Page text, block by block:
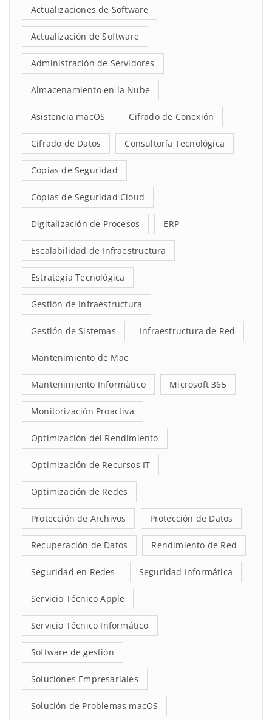
Actualizaciones de Software
Actualización de Software
Administración de Servidores
Almacenamiento en la Nube
Asistencia macOS Cifrado de Conexión
Cifrado de Datos Consultoría Tecnológica
Copias de Seguridad
Copias de Seguridad Cloud
Digitalización de Procesos ERP
Escalabilidad de Infraestructura
Estrategia Tecnológica
Gestión de Infraestructura
Gestión de Sistemas Infraestructura de Red
Mantenimiento de Mac
Mantenimiento Informàtico Microsoft 365
Monitorización Proactiva
Optimización del Rendimiento
Optimización de Recursos IT
Optimización de Redes
Protección de Archivos Protección de Datos
Recuperación de Datos Rendimiento de Red
Seguridad en Redes Seguridad Informática
Servicio Técnico Apple
Servicio Técnico Informático
Software de gestión
Soluciones Empresariales
Solución de Problemas macOS